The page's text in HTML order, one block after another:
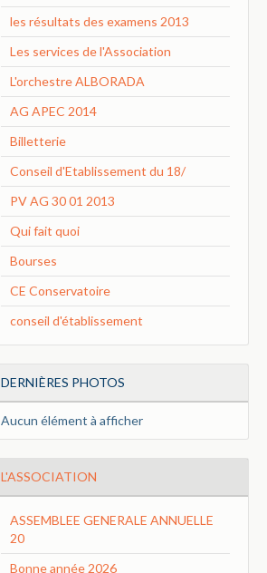
les résultats des examens 2013
Les services de l'Association
L'orchestre ALBORADA
AG APEC 2014
Billetterie
Conseil d'Etablissement du 18/
PV AG 30 01 2013
Qui fait quoi
Bourses
CE Conservatoire
conseil d'établissement
DERNIÈRES PHOTOS
Aucun élément à afficher
L'ASSOCIATION
ASSEMBLEE GENERALE ANNUELLE
20
Bonne année 2026